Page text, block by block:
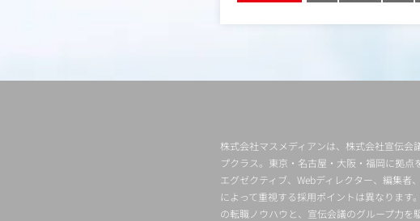
株式会社マスメディアンは、株式会社宣伝会
プクラス。東京・名古屋・大阪・福岡に拠
エグゼクティブ、Webディレクター、編集
によって重視する採用ポイントは異なりま
の転職ノウハウと、宣伝会議のグループ力